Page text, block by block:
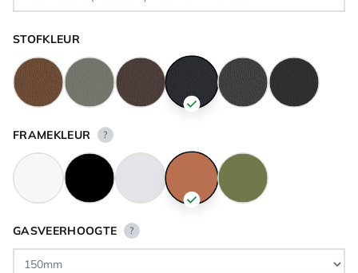
STOFKLEUR
FRAMEKLEUR ?
GASVEERHOOGTE ?